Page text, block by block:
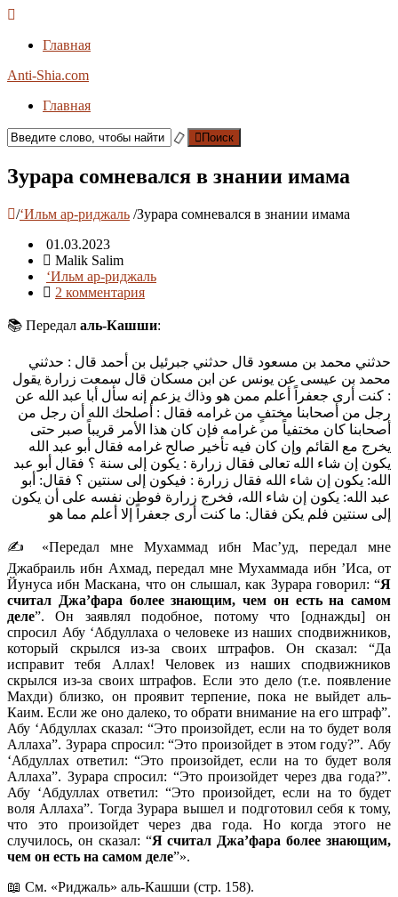
Главная
Anti-Shia.com
Главная
Поиск
Зурара сомневался в знании имама
/‘Ильм ар-риджаль /Зурара сомневался в знании имама
01.03.2023
Malik Salim
‘Ильм ар-риджаль
2 комментария
📚 Передал аль-Кашши:
محمد بن عيسى عن يونس عن ابن مسكان قال سمعت زرارة يقول
: كنت أرى جعفراً أعلم ممن هو وذاك يزعم إنه سأل أبا عبد الله عن
رجل من أصحابنا مختفٍ من غرامه فقال : أصلحك الله أن رجل من
أصحابنا كان مختفياً من غرامه فإن كان هذا الأمر قريباً صبر حتى
يخرج مع القائم وإن كان فيه تأخير صالح غرامه فقال أبو عبد الله
يكون إن شاء الله تعالى فقال زرارة : يكون إلى سنة ؟ فقال أبو عبد
الله: يكون إن شاء الله فقال زرارة : فيكون إلى سنتين ؟ فقال: أبو
عبد الله: يكون إن شاء الله، فخرج زرارة فوطن نفسه على أن يكون
إلى سنتين فلم يكن فقال: ما كنت أرى جعفراً إلا أعلم مما هو
✍️ «Передал мне Мухаммад ибн Мас’уд, передал мне
Джабраиль ибн Ахмад, передал мне Мухаммада ибн ’Иса, от
Йунуса ибн Маскана, что он слышал, как Зурара говорил: “Я
считал Джа’фара более знающим, чем он есть на самом
деле”. Он заявлял подобное, потому что [однажды] он
спросил Абу ‘Абдуллаха о человеке из наших сподвижников,
который скрылся из-за своих штрафов. Он сказал: “Да
исправит тебя Аллах! Человек из наших сподвижников
скрылся из-за своих штрафов. Если это дело (т.е. появление
Махди) близко, он проявит терпение, пока не выйдет аль-
Каим. Если же оно далеко, то обрати внимание на его штраф”.
Абу ‘Абдуллах сказал: “Это произойдет, если на то будет воля
Аллаха”. Зурара спросил: “Это произойдет в этом году?”. Абу
‘Абдуллах ответил: “Это произойдет, если на то будет воля
Аллаха”. Зурара спросил: “Это произойдет через два года?”.
Абу ‘Абдуллах ответил: “Это произойдет, если на то будет
воля Аллаха”. Тогда Зурара вышел и подготовил себя к тому,
что это произойдет через два года. Но когда этого не
случилось, он сказал: “Я считал Джа’фара более знающим,
чем он есть на самом деле”».
📖 См. «Риджаль» аль-Кашши (стр. 158).